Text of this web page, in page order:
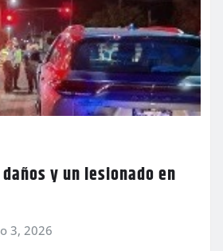
y un lesionado en
3, 2026